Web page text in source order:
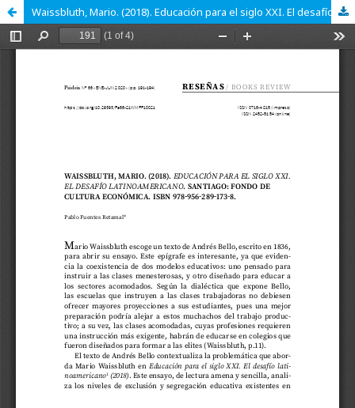
Waissbluth, Mario. (2018). Educación para el siglo XXI. El desafío latinoamericano. Santiago: Fondo de cultura económica. ISBN 978-956-289-173-8.